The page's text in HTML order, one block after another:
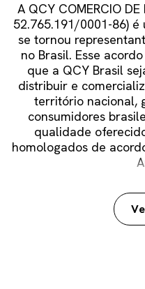
A QCY COMERCIO DE
52.765.191/0001-86)
se tornou
no Brasil. Esse
que a QCY Brasil
distribuir e
território nacional,
consumidores
qualidade
homologados de